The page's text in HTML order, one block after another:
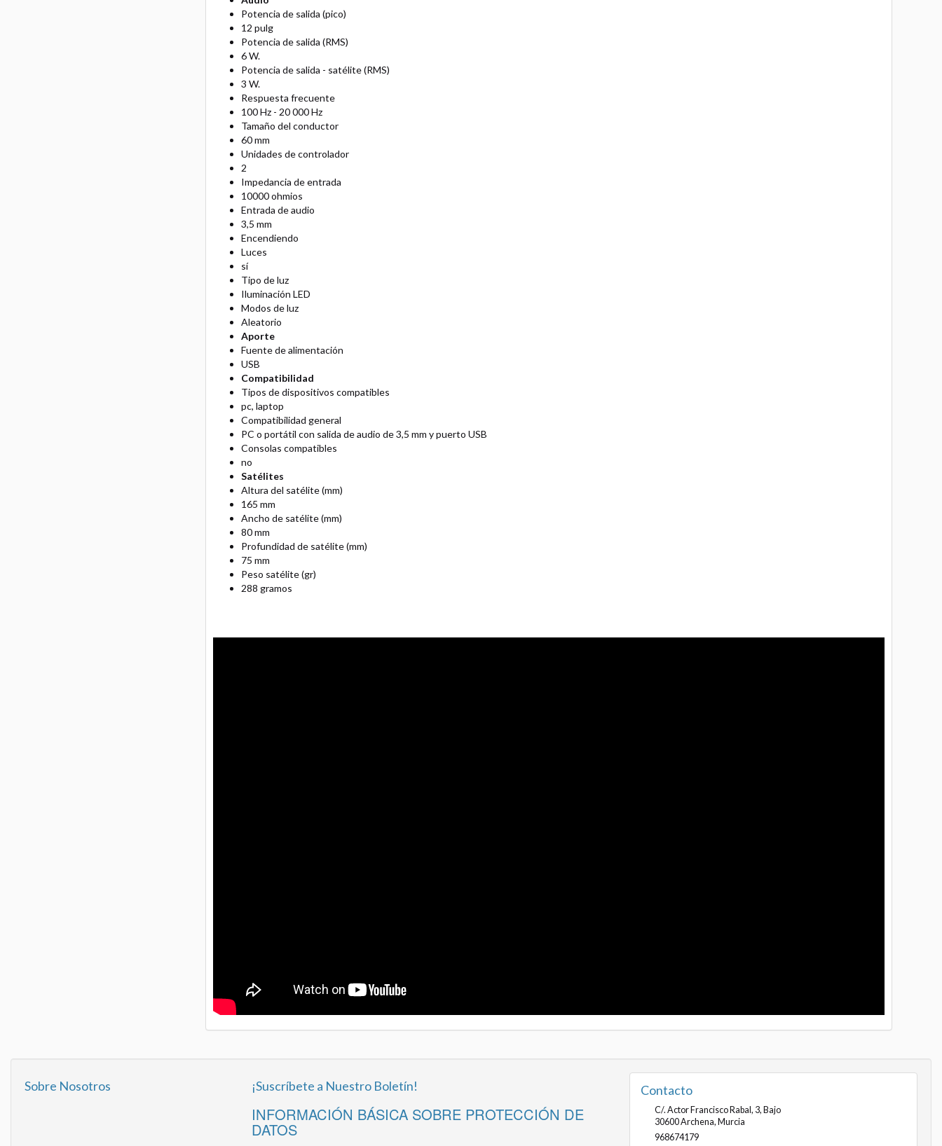
Potencia de salida (pico)
12 pulg
Potencia de salida (RMS)
6 W.
Potencia de salida - satélite (RMS)
3 W.
Respuesta frecuente
100 Hz - 20 000 Hz
Tamaño del conductor
60 mm
Unidades de controlador
2
Impedancia de entrada
10000 ohmios
Entrada de audio
3,5 mm
Encendiendo
Luces
sí
Tipo de luz
Iluminación LED
Modos de luz
Aleatorio
Aporte
Fuente de alimentación
USB
Compatibilidad
Tipos de dispositivos compatibles
pc, laptop
Compatibilidad general
PC o portátil con salida de audio de 3,5 mm y puerto USB
Consolas compatibles
no
Satélites
Altura del satélite (mm)
165 mm
Ancho de satélite (mm)
80 mm
Profundidad de satélite (mm)
75 mm
Peso satélite (gr)
288 gramos
Sobre Nosotros ¡Suscríbete a Nuestro Boletín!
INFORMACIÓN BÁSICA SOBRE PROTECCIÓN DE
DATOS
Contacto
C/. Actor Francisco Rabal, 3, Bajo
30600Archena, Murcia
968674179